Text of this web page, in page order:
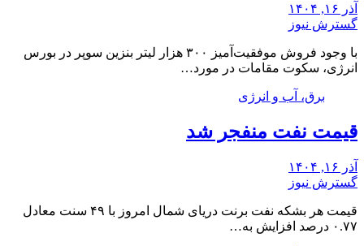
آذر ۱۶, ۱۴۰۴
گسترش نیوز
با وجود فروش موفقیت‌آمیز ۳۰۰ هزار لیتر بنزین سوپر در بورس
انرژی، سکوت مقامات در مورد…
برق، آب و انرژی
قیمت نفت منفجر شد
آذر ۱۶, ۱۴۰۴
گسترش نیوز
قیمت هر بشکه نفت برنت دریای شمال امروز با ۴۹ سنت معادل
۰.۷۷ درصد افزایش به…